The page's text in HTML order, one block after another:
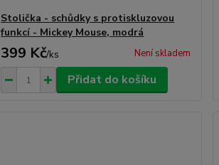
Stolička - schůdky s protiskluzovou
funkcí - Mickey Mouse, modrá
399 Kč/ks Není skladem
Přidat do košíku